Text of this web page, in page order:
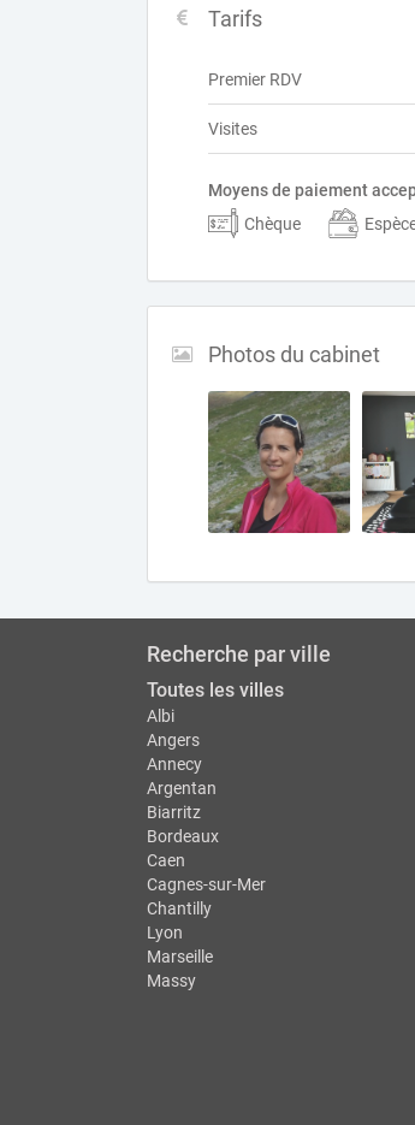
Tarifs
Premier RDV
Visites
Moyens de paiement
Chèque
Photos du cabinet
Recherche par ville
Toutes les villes
Albi
Angers
Annecy
Argentan
Biarritz
Bordeaux
Caen
Cagnes-sur-Mer
Chantilly
Lyon
Marseille
Massy